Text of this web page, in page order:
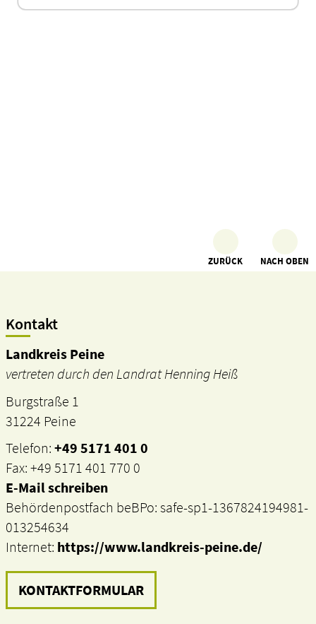
ZURÜCK NACH OBEN
Kontakt
Landkreis Peine
vertreten durch den Landrat Henning Heiß
Burgstraße 1
31224 Peine
Telefon:+49 5171 401 0
Fax: +49 5171 401 770 0
E-Mail schreiben
Behördenpostfach beBPo: safe-sp1-1367824194981-
013254634
Internet: https://www.landkreis-peine.de/
KONTAKTFORMULAR